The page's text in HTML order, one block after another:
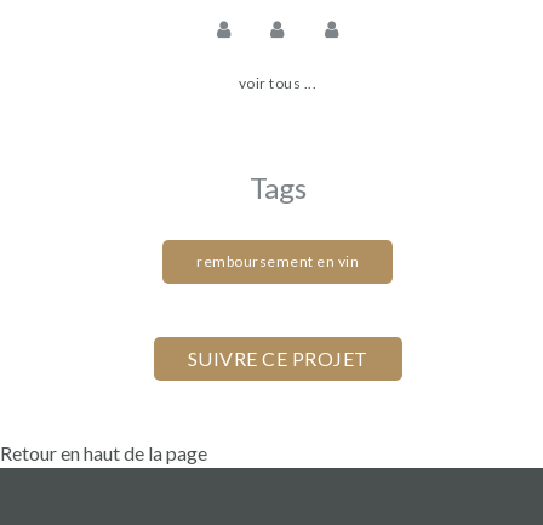
voir tous ...
Tags
remboursement en vin
Retour en haut de la page